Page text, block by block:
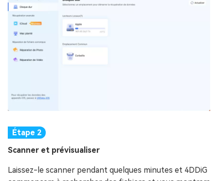
Scanner et prévisualiser
Laissez-le scanner pendant quelques minutes et 4DDiG